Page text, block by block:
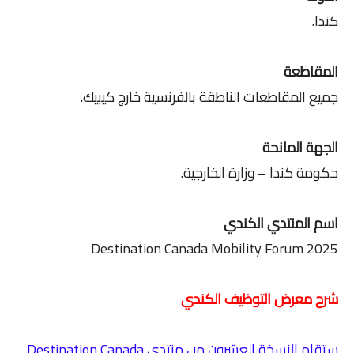
كندا.
المقاطعة
جميع المقاطعات الناطقة بالفرنسية خارج كيبيك.
الجهة المانحة
حكومة كندا – وزارة الخارجية.
اسم المنتدي الكندي
Destination Canada Mobility Forum 2025
شرح معرض التوظيف الكندي